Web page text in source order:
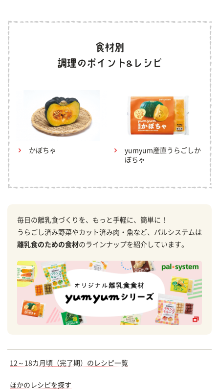
かぼちゃ
yumyum産直うらごしか
ぼちゃ
毎日の離乳食づくりを、もっと手軽に、簡単に！
うらごし済み野菜やカット済み肉・魚など、パルシステムは
離乳食のための食材のラインナップを紹介しています。
12～18カ月頃（完了期）のレシピ一覧
ほかのレシピを探す